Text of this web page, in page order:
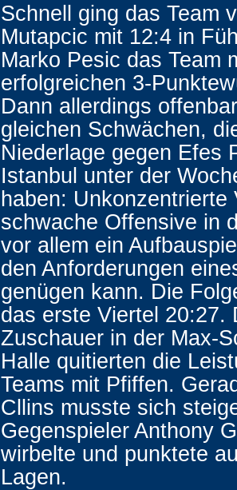
Schnell ging das Team
Mutapcic mit 12:4 in
Marko Pesic das Team
erfolgreichen 3-
Dann allerdings
gleichen Schwächen,
Niederlage gegen Efes
Istanbul unter der
haben: Unkonzentrierte
schwache Offensive in
vor allem ein
den Anforderungen
genügen kann. Die
das erste Viertel 20:27.
Zuschauer in der Max-
Halle quitierten die
Teams mit Pfiffen.
Cllins musste sich
Gegenspieler Anthony
wirbelte und punktete
Lagen.